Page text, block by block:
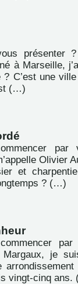
présenter
à Marseille,
C’est une
(…)
par
Olivier
et
? (…)
je
vingt-cinq